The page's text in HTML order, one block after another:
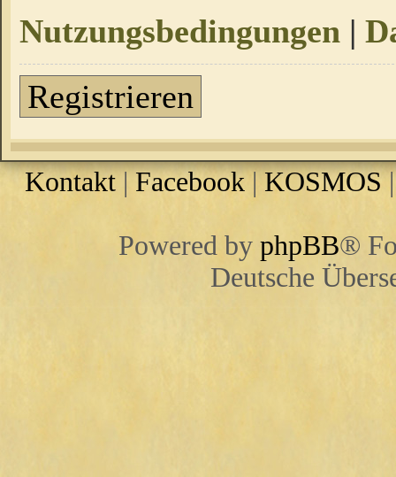
Nutzungsbedingungen |
Registrieren
Kontakt | Facebook |KOSMOS
Powered by phpBB®
Deutsche